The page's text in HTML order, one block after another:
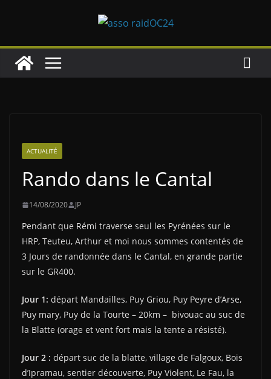
ACTUALITÉ
Rando dans le Cantal
14/08/2020 JP
Pendant que Rémi traverse seul les Pyrénées sur le
HRP, Teuteu, Arthur et moi nous sommes contentés de
3 Jours de randonnée dans le Cantal, en grande partie
sur le GR400.
Jour 1: départ Mandailles, Puy Griou, Puy Peyre d’Arse,
Puy mary, Puy de la Tourte – 20km – bivouac au suc de
la Blatte (orage et vent fort mais la tente a résisté).
Jour 2 : départ suc de la blatte, village de Falgoux, Bois
d’Ipramau, sentier découverte, Puy Violent, Le Fau, la